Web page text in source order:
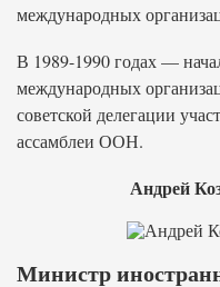
международных
В 1989-1990 годах —
международных
советской делегации
ассамблеи ООН.
Андрей
Министр